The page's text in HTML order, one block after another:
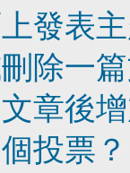
發表
除一
章後
投票？